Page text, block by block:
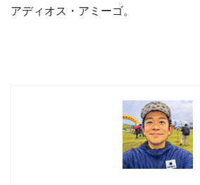
アディオス・アミーゴ。